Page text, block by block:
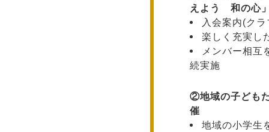
えよう 和の心
入会案内(ク
楽しく充実し
メンバー相互
続実施
②地域の子ども
催
地域の小学生